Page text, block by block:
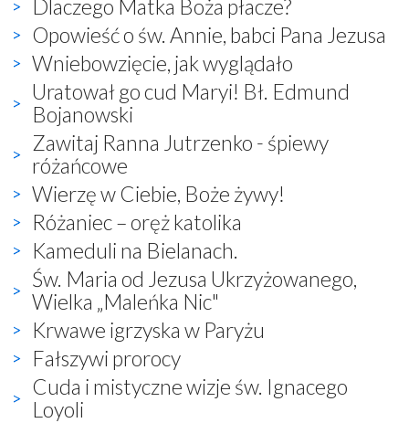
Dlaczego Matka Boża płacze?
Opowieść o św. Annie, babci Pana Jezusa
Wniebowzięcie, jak wyglądało
Uratował go cud Maryi! Bł. Edmund
Bojanowski
Zawitaj Ranna Jutrzenko - śpiewy
różańcowe
Wierzę w Ciebie, Boże żywy!
Różaniec – oręż katolika
Kameduli na Bielanach.
Św. Maria od Jezusa Ukrzyżowanego,
Wielka „Maleńka Nic"
Krwawe igrzyska w Paryżu
Fałszywi prorocy
Cuda i mistyczne wizje św. Ignacego
Loyoli